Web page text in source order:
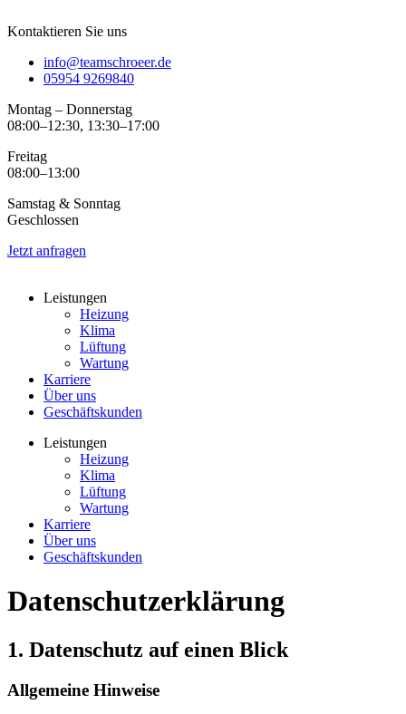
Kontaktieren Sie uns
info@teamschroeer.de
05954 9269840
Montag – Donnerstag
08:00–12:30, 13:30–17:00
Freitag
08:00–13:00
Samstag & Sonntag
Geschlossen
Jetzt anfragen
Leistungen
Heizung
Klima
Lüftung
Wartung
Karriere
Über uns
Geschäftskunden
Leistungen
Heizung
Klima
Lüftung
Wartung
Karriere
Über uns
Geschäftskunden
Datenschutz­erklärung
1. Datenschutz auf einen Blick
Allgemeine Hinweise